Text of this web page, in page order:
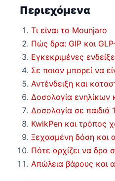
Περιεχόμενα
Τι είναι το Mounjaro
Πώς δρα: GIP και
Εγκεκριμένες
Σε ποιον μπορεί να
Αντένδειξη και
Δοσολογία ενηλίκων
Δοσολογία σε παιδιά
KwikPen και τρόπος
Ξεχασμένη δόση και
Πότε αρχίζει να δρα
Απώλεια βάρους και